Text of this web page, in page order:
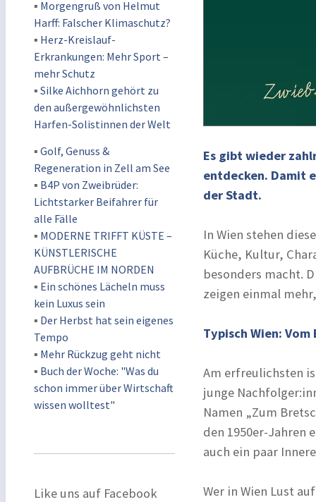
▪ Morgengruß von Helmut
Harff: Falscher Klimaschutz?
▪ Herz-Kreislauf-
Erkrankungen: Mehr Sport –
mehr Schutz
▪ Silke Aichhorn gehört zu
den außergewöhnlichsten
Harfen-Solistinnen der Welt
▪ Golf, Genuss &
Regeneration in Zell am See
▪ B4P von Zweibrüder:
Lichtstarker Beifahrer für
alle Fälle
▪ MODERNE TRIFFT KÜSTE –
KÜNSTLERISCHE
AUFBRÜCHE IM NORDEN
▪ Ein schönes Lächeln muss
kein Luxus sein
▪ Der Herbst hat sein eigenes
Tempo
▪ Mehr Rückzug geht nicht
▪ Buch der Woche: "Was du
schon immer über Wirtschaft
wissen wolltest"
Like uns auf Facebook
Es gibt wieder
entdecken. Damit
der Stadt.
In Wien stehen
Küche, Kultur,
besonders macht.
zeigen einmal
Typisch Wien:
Am erfreulichsten
junge
Namen „Zum
den 1950er-Jahren
auch ein paar
Wer in Wien Lust